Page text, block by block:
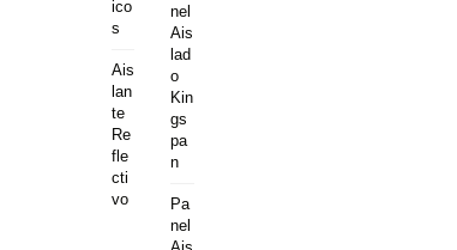
ico
s
Ais
lan
te
Re
fle
cti
vo
nel
Ais
lad
o
Kin
gs
pa
n
Pa
nel